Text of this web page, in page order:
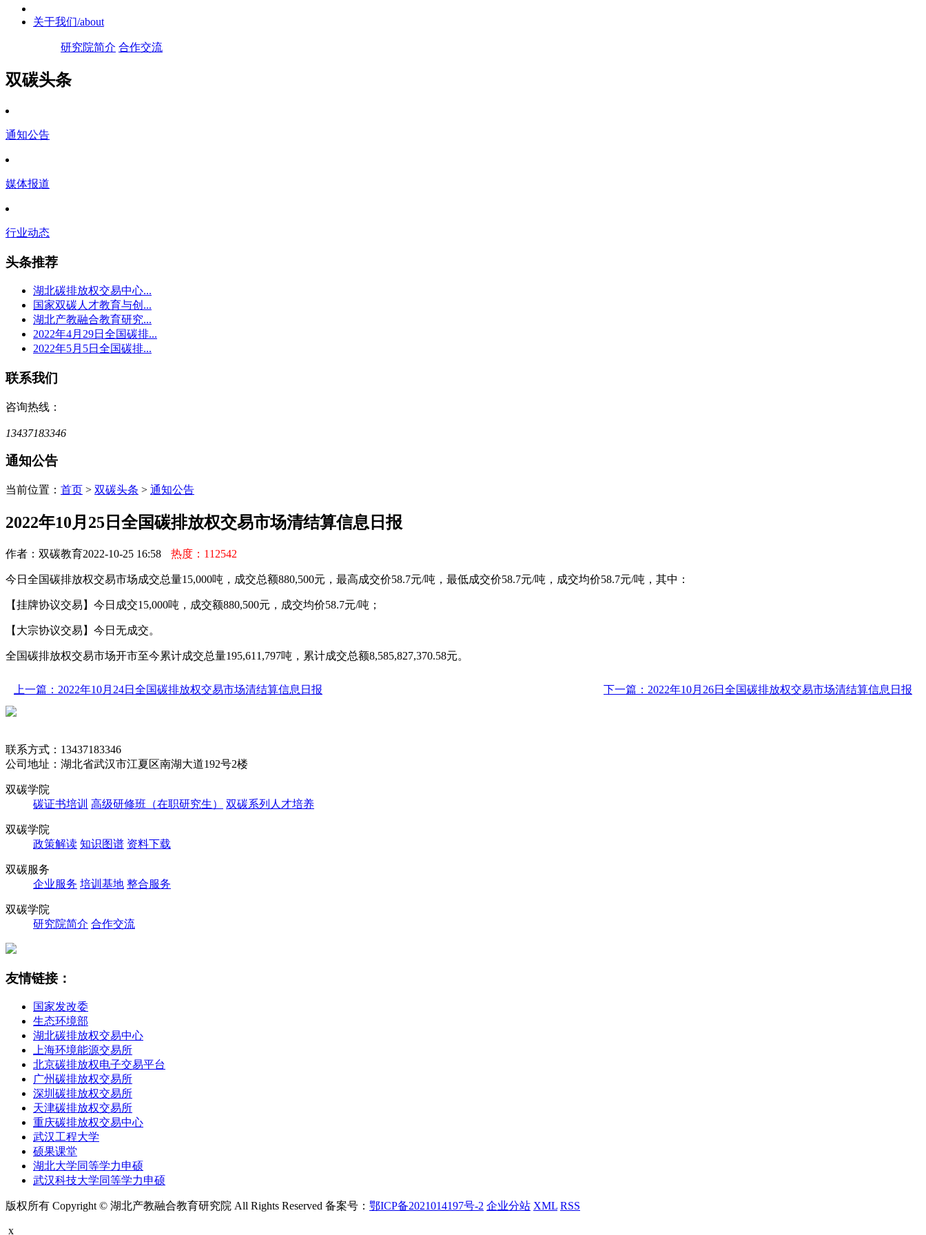
关于我们/about
研究院简介 合作交流
双碳头条
通知公告
媒体报道
行业动态
头条推荐
湖北碳排放权交易中心...
国家双碳人才教育与创...
湖北产教融合教育研究...
2022年4月29日全国碳排...
2022年5月5日全国碳排...
联系我们
咨询热线：
13437183346
通知公告
当前位置： 首页 > 双碳头条 > 通知公告
2022年10月25日全国碳排放权交易市场清结算信息日报
作者：双碳教育2022-10-25 16:58 热度：112542
今日全国碳排放权交易市场成交总量15,000吨，成交总额880,500元，最高成交价58.7元/吨，最低成交价58.7元/吨，成交均价58.7元/吨，其中：
【挂牌协议交易】今日成交15,000吨，成交额880,500元，成交均价58.7元/吨；
【大宗协议交易】今日无成交。
全国碳排放权交易市场开市至今累计成交总量195,611,797吨，累计成交总额8,585,827,370.58元。
上一篇：2022年10月24日全国碳排放权交易市场清结算信息日报 下一篇：2022年10月26日全国碳排放权交易市场清结算信息日报
联系方式：13437183346
公司地址：湖北省武汉市江夏区南湖大道192号2楼
双碳学院
碳证书培训 高级研修班（在职研究生） 双碳系列人才培养
双碳学院
政策解读 知识图谱 资料下载
双碳服务
企业服务 培训基地 整合服务
双碳学院
研究院简介 合作交流
友情链接：
国家发改委
生态环境部
湖北碳排放权交易中心
上海环境能源交易所
北京碳排放权电子交易平台
广州碳排放权交易所
深圳碳排放权交易所
天津碳排放权交易所
重庆碳排放权交易中心
武汉工程大学
硕果课堂
湖北大学同等学力申硕
武汉科技大学同等学力申硕
版权所有 Copyright © 湖北产教融合教育研究院 All Rights Reserved 备案号： 鄂ICP备2021014197号-2 企业分站 XML RSS
x